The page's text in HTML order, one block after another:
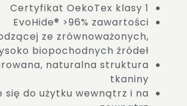
Certyfikat OekoTex klasy 1
EvoHide® >96% zawartości
ze zrównoważonych,
biopochodnych źródeł
naturalna struktura
tkaniny
się do użytku wewnątrz i na